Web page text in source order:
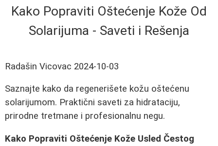
Kako Popraviti Oštećenje Kože Od
Solarijuma - Saveti i Rešenja
Radašin Vicovac 2024-10-03
Saznajte kako da regenerišete kožu oštećenu
solarijumom. Praktični saveti za hidrataciju,
prirodne tretmane i profesionalnu negu.
Kako Popraviti Oštećenje Kože Usled Čestog